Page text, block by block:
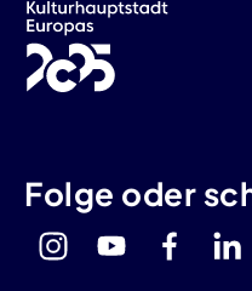
Folge oder